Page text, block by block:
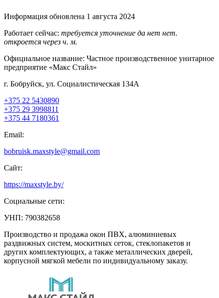
Информация обновлена 1 августа 2024
Работает сейчас: требуется уточнение да нет нет.
откроется через ч. м.
Официальное название: Частное производственное унитарное
предприятие «Макс Стайл»
г. Бобруйск, ул. Социалистическая 134A
+375 22 5430890
+375 29 3998811
+375 44 7180361
Email:
bobruisk.maxstyle@gmail.com
Сайт:
https://maxstyle.by/
Социальные сети:
УНП: 790382658
Производство и продажа окон ПВХ, алюминиевых
раздвижных систем, москитных сеток, стеклопакетов и
других комплектующих, а также металлических дверей,
корпусной мягкой мебели по индивидуальному заказу.